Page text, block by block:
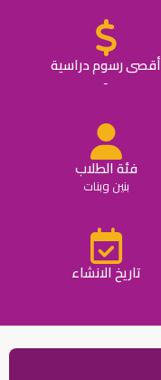
أقصى رسوم دراسية
-
فئة الطلاب
بنين وبنات
تاريخ الانشاء